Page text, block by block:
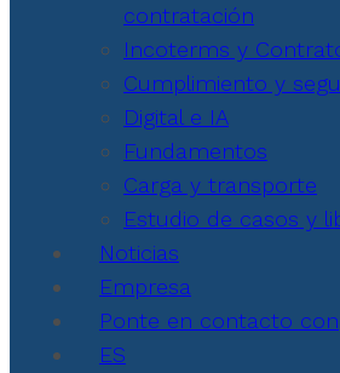
contratación
Incoterms y
Cumplimiento y
Digital e IA
Fundamentos
Carga y transporte
Estudio de casos y
Noticias
Empresa
Ponte en contacto con
ES